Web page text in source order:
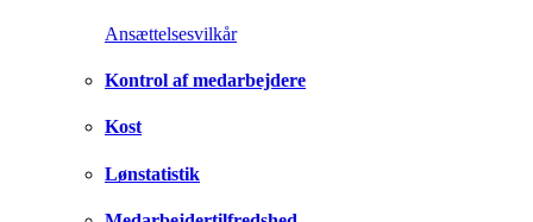
Ansættelsesvilkår
Kontrol af medarbejdere
Kost
Lønstatistik